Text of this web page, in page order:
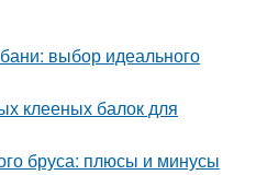
выбор идеального
клееных балок для
бруса: плюсы и минусы